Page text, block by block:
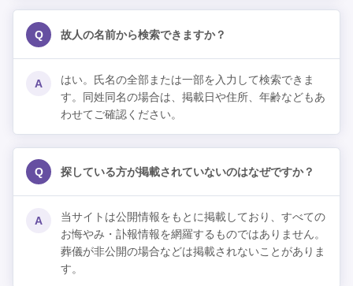
Q 故人の名前から検索できますか？
A
はい。氏名の全部または一部を入力して検索できま
す。同姓同名の場合は、掲載日や住所、年齢などもあ
わせてご確認ください。
Q 探している方が掲載されていないのはなぜですか？
A
当サイトは公開情報をもとに掲載しており、すべての
お悔やみ・訃報情報を網羅するものではありません。
葬儀が非公開の場合などは掲載されないことがありま
す。